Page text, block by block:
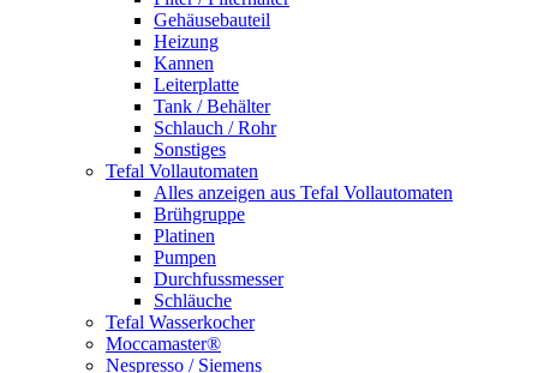
Gehäusebauteil
Heizung
Kannen
Leiterplatte
Tank / Behälter
Schlauch / Rohr
Sonstiges
Tefal Vollautomaten
Alles anzeigen aus Tefal Vollautomaten
Brühgruppe
Platinen
Pumpen
Durchfussmesser
Schläuche
Tefal Wasserkocher
Moccamaster®
Nespresso / Siemens